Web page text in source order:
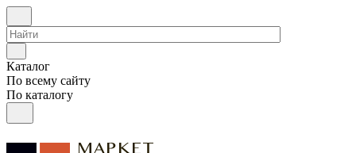
Каталог
По всему сайту
По каталогу